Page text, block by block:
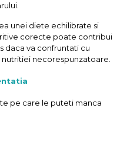
unei diete echilibrate si
corecte poate contribui
daca va confruntati cu
necorespunzatoare.
pe care le puteti manca